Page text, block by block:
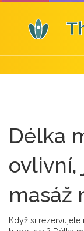
Délka
ovlivní,
masáž
Když si rezervujete